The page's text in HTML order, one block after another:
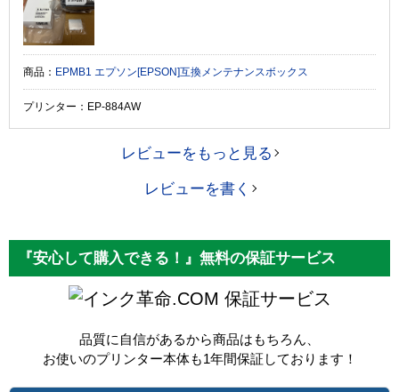
商品： EPMB1 エプソン[EPSON]互換メンテナンスボックス
プリンター：EP-884AW
レビューをもっと見る
レビューを書く
『安心して購入できる！』無料の保証サービス
保証サービス
品質に自信があるから商品はもちろん、
お使いのプリンター本体も1年間保証しております！